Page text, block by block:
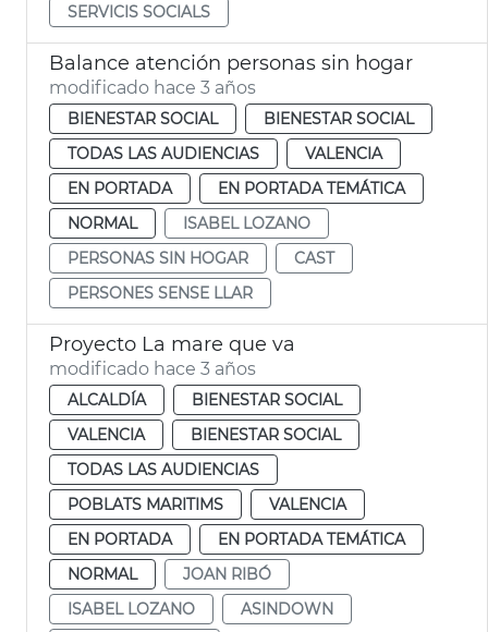
SERVICIS SOCIALS
Balance atención personas sin hogar
modificado hace 3 años
BIENESTAR SOCIAL
BIENESTAR SOCIAL
TODAS LAS AUDIENCIAS
VALENCIA
EN PORTADA
EN PORTADA TEMÁTICA
NORMAL
ISABEL LOZANO
PERSONAS SIN HOGAR
CAST
PERSONES SENSE LLAR
Proyecto La mare que va
modificado hace 3 años
ALCALDÍA
BIENESTAR SOCIAL
VALENCIA
BIENESTAR SOCIAL
TODAS LAS AUDIENCIAS
POBLATS MARITIMS
VALENCIA
EN PORTADA
EN PORTADA TEMÁTICA
NORMAL
JOAN RIBÓ
ISABEL LOZANO
ASINDOWN